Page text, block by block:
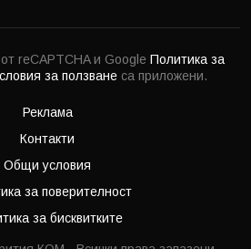
reCAPTCHA и Google Политика за
за ползване са приложени.
Реклама
Контакти
Общи условия
за поверителност
за бисквитките